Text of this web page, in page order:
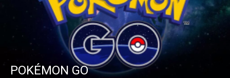
POKÉMON GO